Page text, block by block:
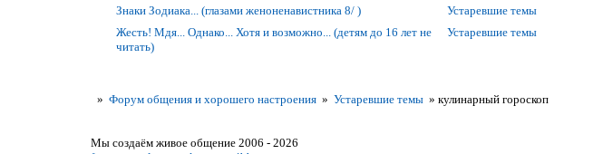
Знаки Зодиака... (глазами женоненавистника 8/ )
Устаревшие темы
Жесть! Мдя... Однако... Хотя и возможно... (детям до 16 лет не
читать)
Устаревшие темы
» Форум общения и хорошего настроения » Устаревшие темы »кулинарный гороскоп
Мы создаём живое общение 2006 - 2026